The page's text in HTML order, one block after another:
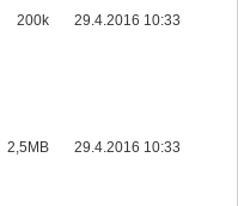
200k 29.4.2016 10:33
2,5MB 29.4.2016 10:33